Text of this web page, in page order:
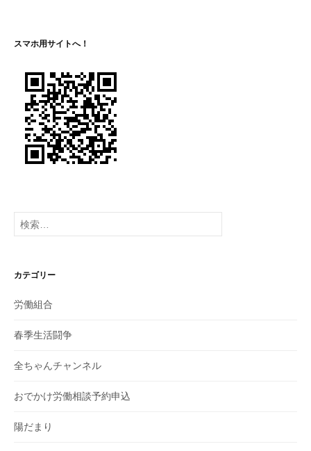
ー
ョ
ン
スマホ用サイトへ！
検
索:
カテゴリー
労働組合
春季生活闘争
全ちゃんチャンネル
おでかけ労働相談予約申込
陽だまり